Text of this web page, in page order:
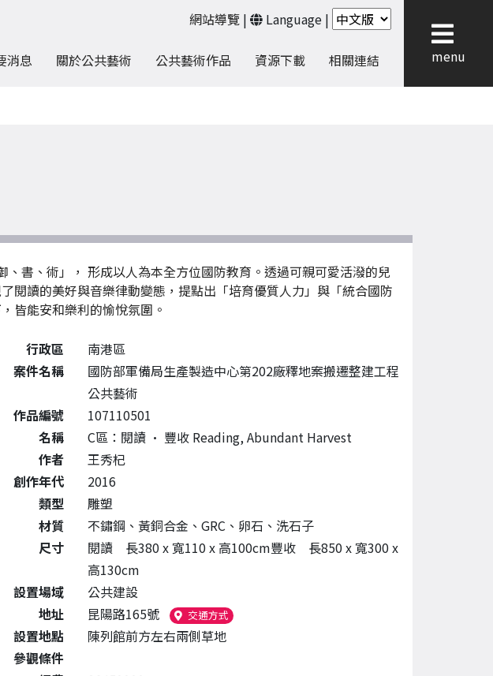
網站導覽 | Language |
消息 關於公共藝術 公共藝術作品 資源下載 相關連結 menu
書、術」， 形成以人為本全方位國防教育。透過可親可愛活潑的兒
閱讀的美好與音樂律動變態，提點出「培育優質人力」與「統合國防
皆能安和樂利的愉悅氛圍。
作品詳細資料
行政區
南港區
案件名稱
國防部軍備局生產製造中心第202廠釋地案搬遷整建工程
公共藝術
作品編號
107110501
名稱
C區：閱讀 • 豐收 Reading, Abundant Harvest
作者
王秀杞
創作年代
2016
類型
雕塑
材質
不鏽鋼、黃銅合金、GRC、卵石、洗石子
尺寸
閱讀 長380 x 寬110 x 高100cm豐收 長850 x 寬300 x
高130cm
設置場域
公共建設
地址
昆陽路165號 交通方式（另開新視窗）
設置地點
陳列館前方左右兩側草地
參觀條件